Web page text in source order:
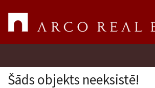
Šāds objekts neeksistē!